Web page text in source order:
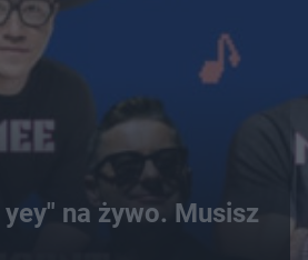
na żywo. Musisz